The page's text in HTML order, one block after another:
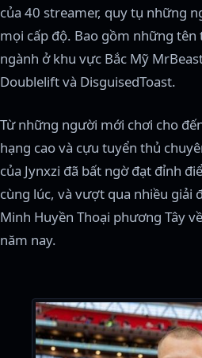
của 40 streamer, quy tụ những
mọi cấp độ. Bao gồm những
ngành ở khu vực Bắc Mỹ
Doublelift và DisguisedToast.
Từ những người mới chơi cho
hạng cao và cựu tuyển thủ
của Jynxzi đã bất ngờ đạt đỉnh
cùng lúc, và vượt qua nhiều giải
Minh Huyền Thoại phương Tây
năm nay.